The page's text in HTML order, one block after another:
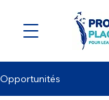
Opportunités